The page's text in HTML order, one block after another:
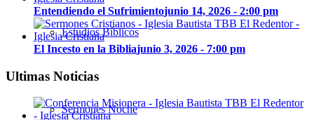
Estudios Bíblicos
Sermones Noche
Entendiendo el Sufrimientojunio 14, 2026 - 2:00 pm
El Incesto en la Bibliajunio 3, 2026 - 7:00 pm
Ultimas Noticias